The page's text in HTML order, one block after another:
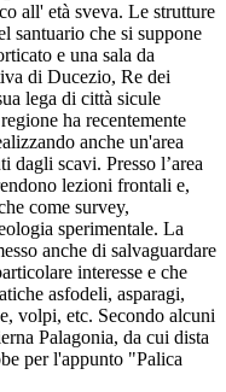
all' età sveva. Le strutture
santuario che si suppone
e una sala da
di Ducezio, Re dei
lega di città sicule
ha recentemente
anche un'area
dagli scavi. Presso l’area
lezioni frontali e,
come survey,
sperimentale. La
anche di salvaguardare
interesse e che
asfodeli, asparagi,
volpi, etc. Secondo alcuni
Palagonia, da cui dista
per l'appunto "Palica